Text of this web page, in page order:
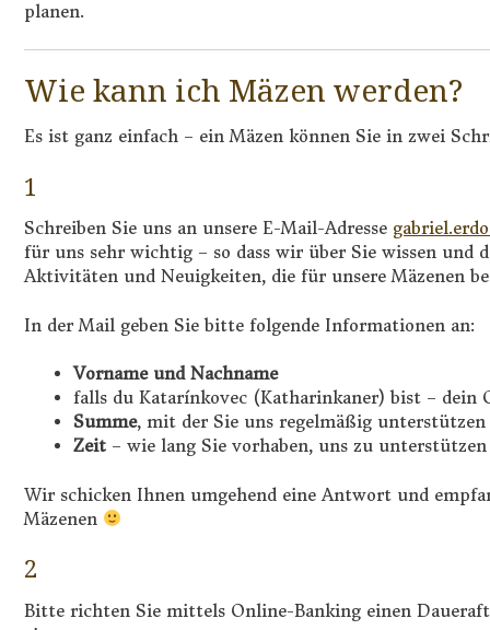
planen.
Wie kann ich Mäzen werden?
Es ist ganz einfach – ein Mäzen können Sie in zwei
1
Schreiben Sie uns an unsere E-Mail-Adresse
für uns sehr wichtig – so dass wir über Sie wissen und
Aktivitäten und Neuigkeiten, die für unsere Mäzenen
In der Mail geben Sie bitte folgende Informationen an:
Vorname und Nachname
falls du Katarínkovec (Katharinkaner) bist – dein
Summe, mit der Sie uns regelmäßig
Zeit – wie lang Sie vorhaben, uns zu unterstützen
Wir schicken Ihnen umgehend eine Antwort und
Mäzenen
2
Bitte richten Sie mittels Online-Banking einen